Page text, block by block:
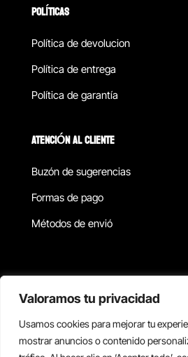
Valoramos tu privacidad
Usamos cookies para mejorar tu
mostrar anuncios o contenido
POLÍTICAS
Política de devolucion
Política de entrega
Política de garantía
ATENCIÓN AL CLIENTE
Buzón de sugerencias
Formas de pago
Métodos de envió
Copyright © 2026 Reisix. Todos los